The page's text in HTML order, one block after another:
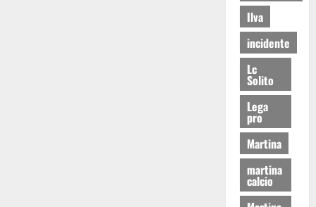
Ilva
incidente
Lc
Solito
Lega
pro
Martina
martina
calcio